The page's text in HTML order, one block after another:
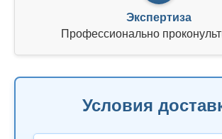
Экспертиза
Профессионально
Условия